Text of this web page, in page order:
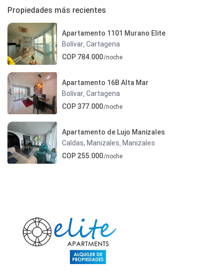
Propiedades más recientes
Apartamento 1101 Murano Elite
Bolívar,Cartagena
COP 784.000/noche
Apartamento 16B Alta Mar
Bolívar,Cartagena
COP 377.000/noche
Apartamento de Lujo Manizales
Caldas, Manizales, Manizales
COP 255.000/noche